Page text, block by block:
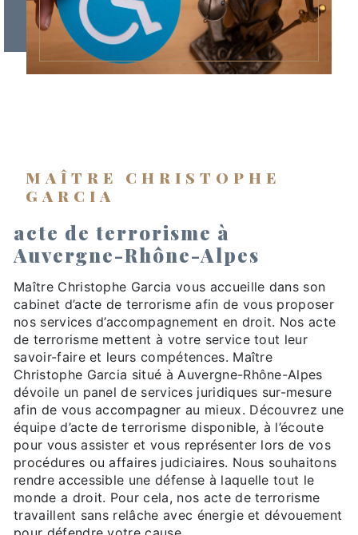
MAÎTRE CHRISTOPHE
GARCIA
acte de terrorisme à
Auvergne-Rhône-Alpes
Maître Christophe Garcia vous accueille dans son
cabinet d’acte de terrorisme afin de vous proposer
nos services d’accompagnement en droit. Nos acte
de terrorisme mettent à votre service tout leur
savoir-faire et leurs compétences. Maître
Christophe Garcia situé à Auvergne-Rhône-Alpes
dévoile un panel de services juridiques sur-mesure
afin de vous accompagner au mieux. Découvrez une
équipe d’acte de terrorisme disponible, à l’écoute
pour vous assister et vous représenter lors de vos
procédures ou affaires judiciaires. Nous souhaitons
rendre accessible une défense à laquelle tout le
monde a droit. Pour cela, nos acte de terrorisme
travaillent sans relâche avec énergie et dévouement